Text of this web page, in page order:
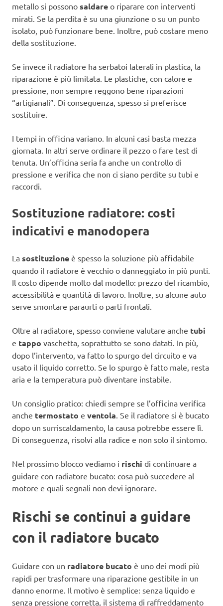
metallo si possono saldare o riparare con interventi
mirati. Se la perdita è su una giunzione o su un punto
isolato, può funzionare bene. Inoltre, può costare meno
della sostituzione.
Se invece il radiatore ha serbatoi laterali in plastica, la
riparazione è più limitata. Le plastiche, con calore e
pressione, non sempre reggono bene riparazioni
“artigianali”. Di conseguenza, spesso si preferisce
sostituire.
I tempi in officina variano. In alcuni casi basta mezza
giornata. In altri serve ordinare il pezzo o fare test di
tenuta. Un’officina seria fa anche un controllo di
pressione e verifica che non ci siano perdite su tubi e
raccordi.
Sostituzione radiatore: costi
indicativi e manodopera
La sostituzione è spesso la soluzione più affidabile
quando il radiatore è vecchio o danneggiato in più punti.
Il costo dipende molto dal modello: prezzo del ricambio,
accessibilità e quantità di lavoro. Inoltre, su alcune auto
serve smontare paraurti o parti frontali.
Oltre al radiatore, spesso conviene valutare anche tubi
e tappo vaschetta, soprattutto se sono datati. In più,
dopo l’intervento, va fatto lo spurgo del circuito e va
usato il liquido corretto. Se lo spurgo è fatto male, resta
aria e la temperatura può diventare instabile.
Un consiglio pratico: chiedi sempre se l’officina verifica
anche termostato e ventola . Se il radiatore si è bucato
dopo un surriscaldamento, la causa potrebbe essere lì.
Di conseguenza, risolvi alla radice e non solo il sintomo.
Nel prossimo blocco vediamo i rischi di continuare a
guidare con radiatore bucato: cosa può succedere al
motore e quali segnali non devi ignorare.
Rischi se continui a guidare
con il radiatore bucato
Guidare con un radiatore bucato è uno dei modi più
rapidi per trasformare una riparazione gestibile in un
danno enorme. Il motivo è semplice: senza liquido e
senza pressione corretta, il sistema di raffreddamento